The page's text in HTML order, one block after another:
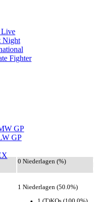
Night
Fighter
GP
GP
0 Niederlagen (%)
1 Niederlagen (50.0%)